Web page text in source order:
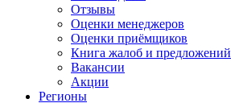
Отзывы
Оценки менеджеров
Оценки приёмщиков
Книга жалоб и предложений
Вакансии
Акции
Регионы